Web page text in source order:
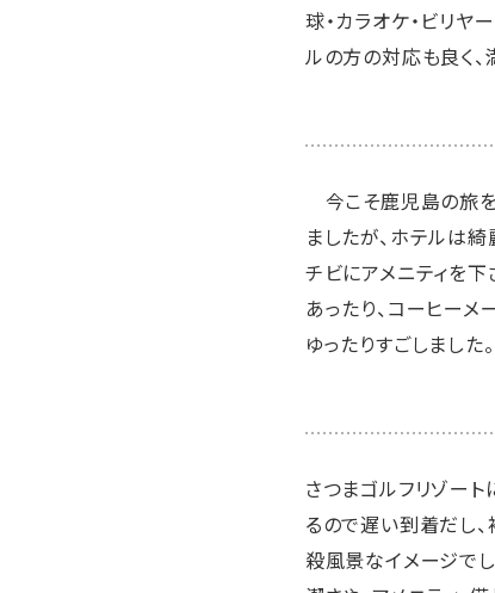
球・カラオケ・ビリ
ルの方の対応も良く、
今こそ鹿児島の旅
ましたが、ホテルは
チビにアメニティを
あったり、コーヒー
ゆったりすごしまし
さつまゴルフリゾート
るので遅い到着だし
殺風景なイメージで